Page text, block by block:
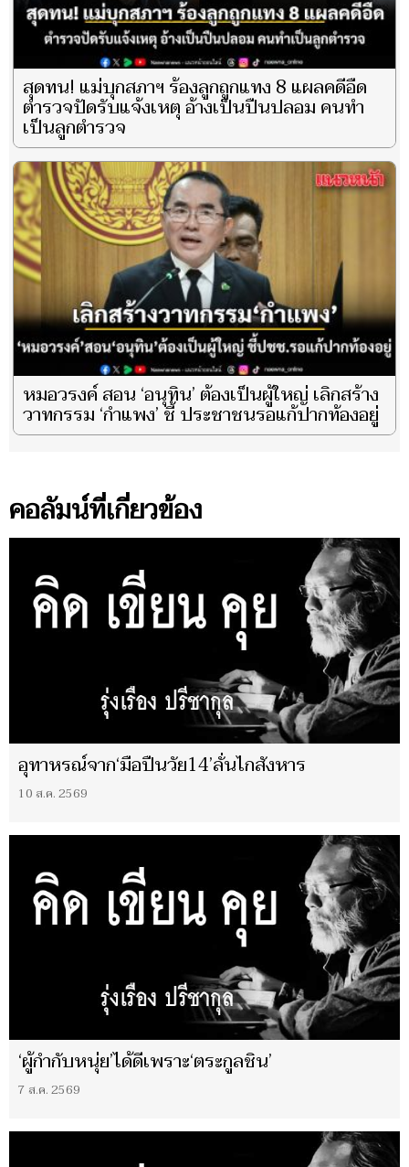
สุดทน! แม่บุกสภาฯ ร้องลูกถูกแทง 8 แผลคดีอืด
ตำรวจปัดรับแจ้งเหตุ อ้างเป็นปืนปลอม คนทำ
เป็นลูกตำรวจ
หมอวรงค์ สอน ‘อนุทิน’ ต้องเป็นผู้ใหญ่ เลิกสร้าง
วาทกรรม ‘กำแพง’ ชี้ ประชาชนรอแก้ปากท้องอยู่
คอลัมน์ที่เกี่ยวข้อง
อุทาหรณ์จาก‘มือปืนวัย14’ลั่นไกสังหาร
10 ส.ค. 2569
‘ผู้กำกับหนุ่ย’ได้ดีเพราะ‘ตระกูลชิน’
7 ส.ค. 2569